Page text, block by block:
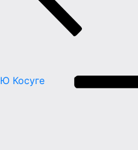
Ю Косуге